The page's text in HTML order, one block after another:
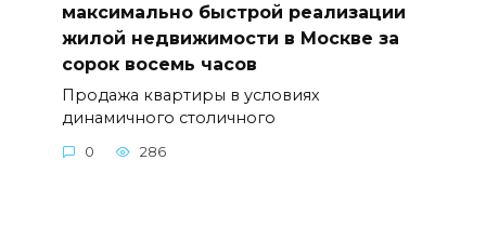
максимально быстрой реализации
жилой недвижимости в Москве за
сорок восемь часов
Продажа квартиры в условиях
динамичного столичного
0 286